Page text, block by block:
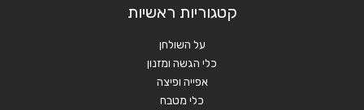
קטגוריות ראשיות
על השולחן
כלי הגשה ומזנון
אפייה ופיצה
כלי מטבח